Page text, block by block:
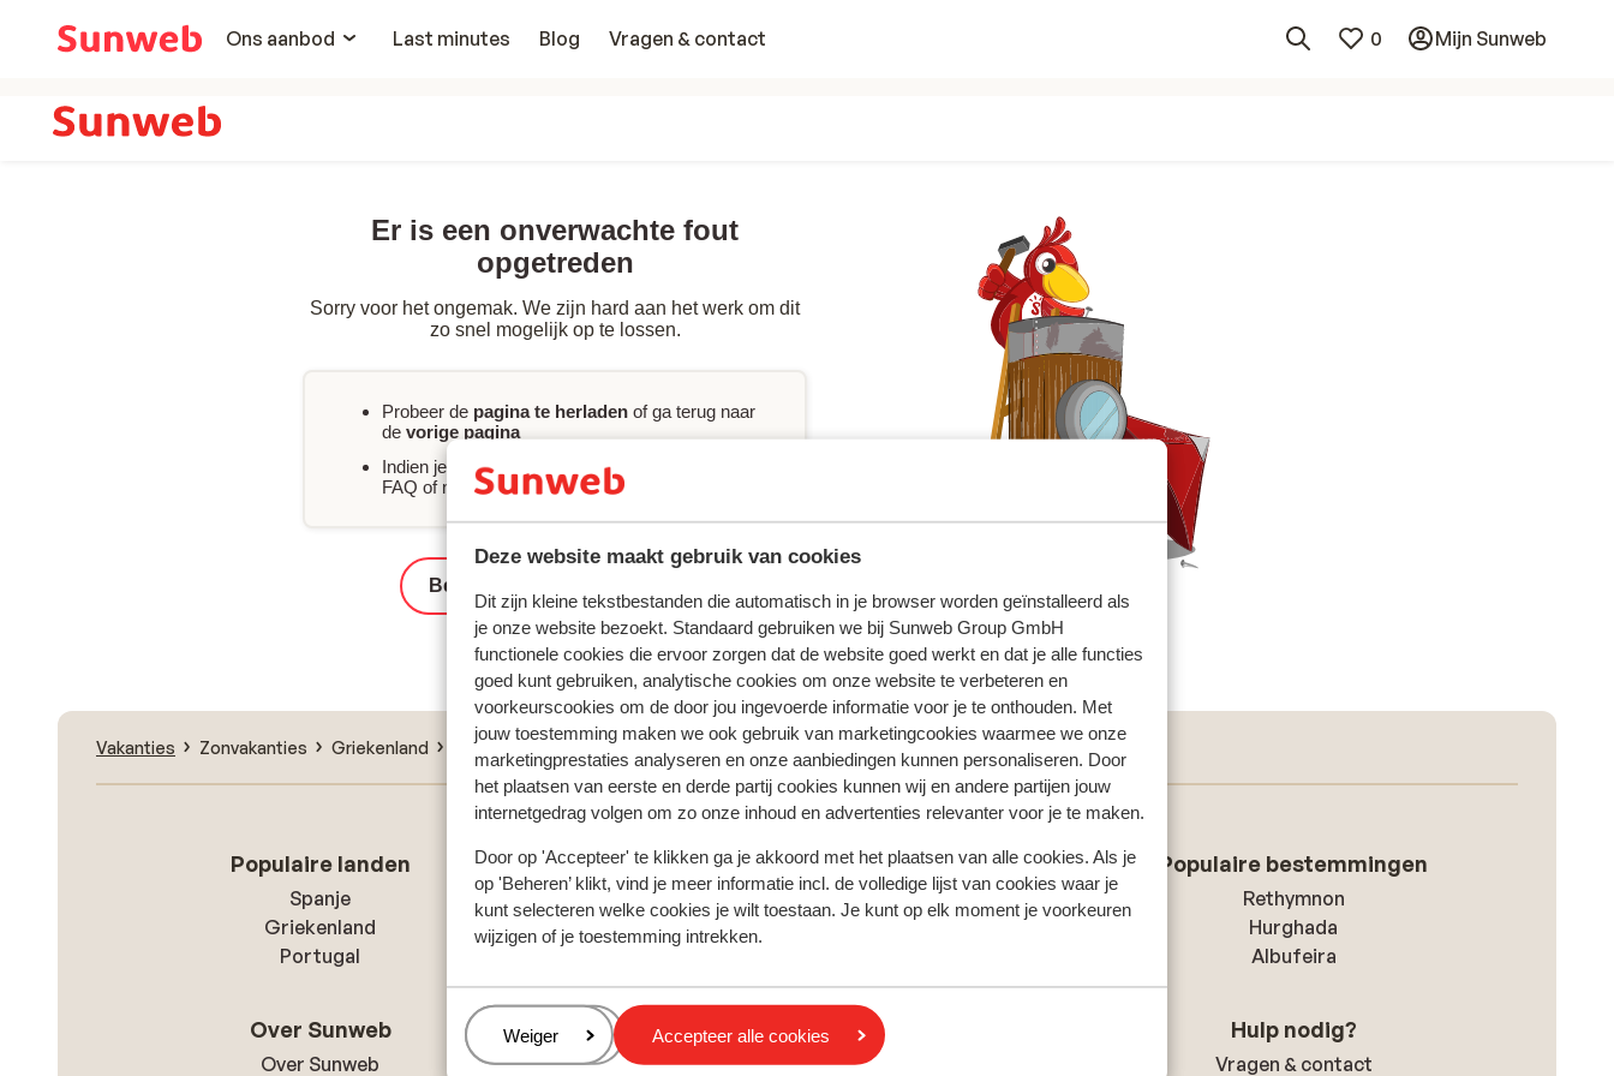
Deze website maakt gebruik van cookies
Dit zijn kleine tekstbestanden die automatisch in je browser worden geïnstalleerd als
je onze website bezoekt. Standaard gebruiken we bij Sunweb Group GmbH
functionele cookies die ervoor zorgen dat de website goed werkt en dat je alle functies
goed kunt gebruiken, analytische cookies om onze website te verbeteren en
voorkeurscookies om de door jou ingevoerde informatie voor je te onthouden. Met
jouw toestemming maken we ook gebruik van marketingcookies waarmee we onze
marketingprestaties analyseren en onze aanbiedingen kunnen personaliseren. Door
het plaatsen van eerste en derde partij cookies kunnen wij en andere partijen jouw
internetgedrag volgen om zo onze inhoud en advertenties relevanter voor je te maken.
Door op 'Accepteer' te klikken ga je akkoord met het plaatsen van alle cookies. Als je
op 'Beheren’ klikt, vind je meer informatie incl. de volledige lijst van cookies waar je
kunt selecteren welke cookies je wilt toestaan. Je kunt op elk moment je voorkeuren
wijzigen of je toestemming intrekken.
Beheren
Weiger Accepteer alle cookies
Ons aanbod
Last minutes Blog Vragen & contact 0 Mijn Sunweb
Er is een onverwachte fout
opgetreden
Sorry voor het ongemak. We zijn hard aan het werk om dit
zo snel mogelijk op te lossen.
Probeer de pagina te herladen of ga terug naar
de vorige pagina
Indien je
direct hulp
nodig hebt, raadpleeg dan de
FAQ of neemcontactmet ons op.
Bekijk het volledige aanbod
Vakanties Zonvakanties Griekenland Zakynthos Limni Keri Appartementen Villa Christina
Populaire landen
Spanje
Griekenland
Portugal
Populaire regio's
Kreta
Gran Canaria
Populaire bestemmingen
Rethymnon
Hurghada
Albufeira
Over Sunweb
Over Sunweb
Privacy & cookies
Privacy
Hulp nodig?
Vragen & contact